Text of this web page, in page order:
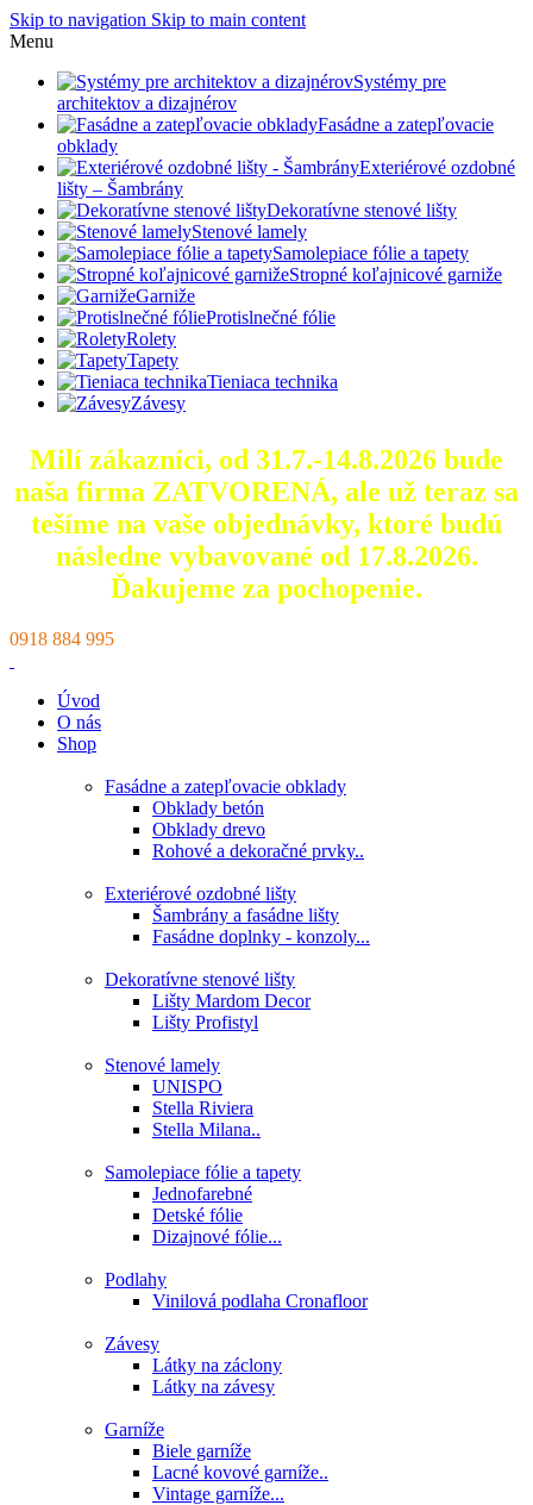
Skip to navigation Skip to main content
Menu
Systémy pre
architektov a dizajnérov
Fasádne a zatepľovacie
obklady
Exteriérové ozdobné
lišty – Šambrány
Dekoratívne stenové lišty
Stenové lamely
Samolepiace fólie a tapety
Stropné koľajnicové garniže
Garniže
Protislnečné fólie
Rolety
Tapety
Tieniaca technika
Závesy
Milí zákazníci, od 31.7.-14.8.2026 bude
naša firma ZATVORENÁ, ale už teraz sa
tešíme na vaše objednávky, ktoré budú
následne vybavované od 17.8.2026.
Ďakujeme za pochopenie.
0918 884 995
Úvod
O nás
Shop
Fasádne a zatepľovacie obklady
Obklady betón
Obklady drevo
Rohové a dekoračné prvky..
Exteriérové ozdobné lišty
Šambrány a fasádne lišty
Fasádne doplnky - konzoly...
Dekoratívne stenové lišty
Lišty Mardom Decor
Lišty Profistyl
Stenové lamely
UNISPO
Stella Riviera
Stella Milana..
Samolepiace fólie a tapety
Jednofarebné
Detské fólie
Dizajnové fólie...
Podlahy
Vinilová podlaha Cronafloor
Závesy
Látky na záclony
Látky na závesy
Garníže
Biele garníže
Lacné kovové garníže..
Vintage garníže...